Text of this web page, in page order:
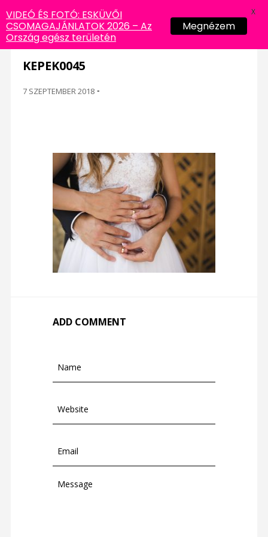
KEPEK0045
7 SZEPTEMBER 2018 -
ADD COMMENT
VIDEÓ ÉS FOTÓ: ESKÜVŐI
CSOMAGAJÁNLATOK 2026 – Az
Ország egész területén
Megnézem
X